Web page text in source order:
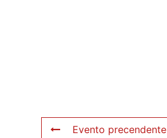
Evento precendente